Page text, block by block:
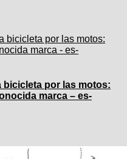
bicicleta por las motos:
marca – es-